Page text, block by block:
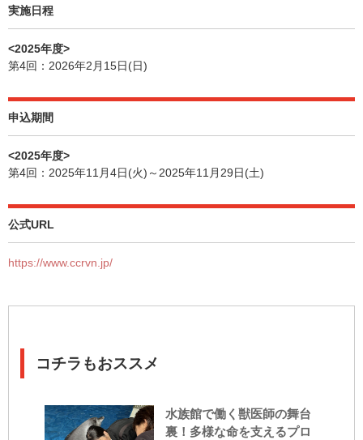
実施日程
<2025年度>
第4回：2026年2月15日(日)
申込期間
<2025年度>
第4回：2025年11月4日(火)～2025年11月29日(土)
公式URL
https://www.ccrvn.jp/
コチラもおススメ
水族館で働く獣医師の舞台
裏！多様な命を支えるプロ